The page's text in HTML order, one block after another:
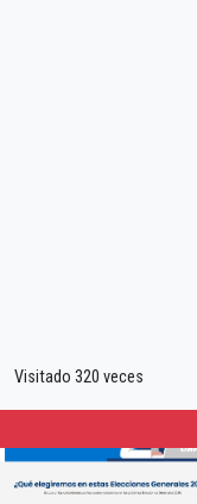
Visitado 320 veces